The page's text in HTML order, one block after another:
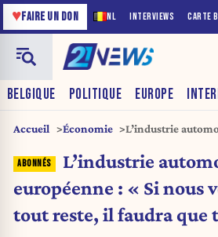
NL INTERVIEWS CARTE
♥FAIRE UN DON
BELGIQUE POLITIQUE EUROPE
Accueil Économie
L’industrie
tout change »
L’industrie
européenne : « Si nous
tout reste, il faudra que